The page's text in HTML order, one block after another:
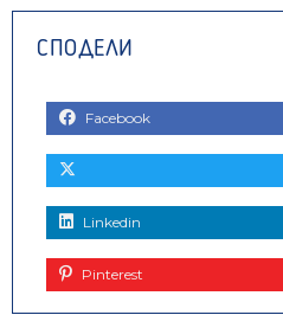
Facebook
Linkedin
Pinterest